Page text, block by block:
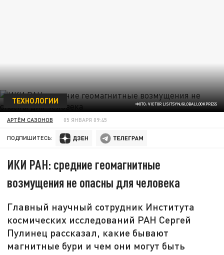
ФОТО: VICTOR LISITSYN/GLOBALLOOKPRESS
ТЕХНОЛОГИИ
АРТЁМ САЗОНОВ 05 ЯНВАРЯ 09:45
ПОДПИШИТЕСЬ:
ИКИ РАН: средние геомагнитные
возмущения не опасны для человека
Главный научный сотрудник Института
космических исследований РАН Сергей
Пулинец рассказал, какие бывают
магнитные бури и чем они могут быть